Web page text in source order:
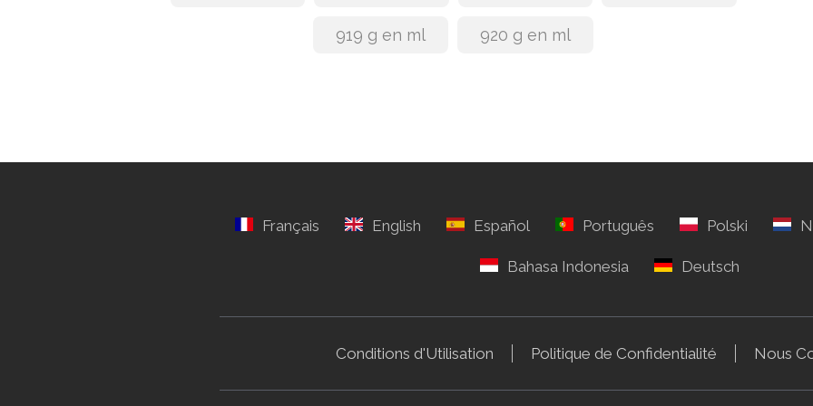
919 g en ml 920 g en ml
Conditions d'Utilisation Politique de Confidentialité Nous